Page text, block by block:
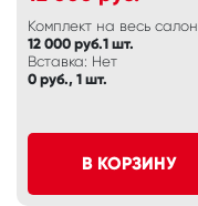
Комплект на весь салон
12 000 руб.1 шт.
Вставка: Нет
0 руб., 1 шт.
В КОРЗИНУ